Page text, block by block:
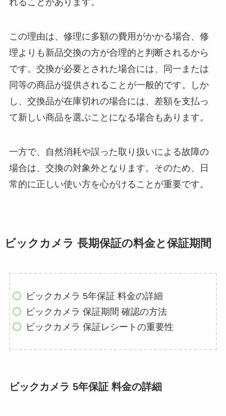
れることがあります。
この理由は、修理に多額の費用がかかる場合、修
理よりも新品交換の方が合理的と判断されるから
です。交換が必要とされた場合には、同一または
同等の商品が提供されることが一般的です。しか
し、交換品が在庫切れの場合には、差額を支払っ
て新しい商品を選ぶことになる場合もあります。
一方で、自然消耗や誤った取り扱いによる故障の
場合は、交換の対象外となります。そのため、日
常的に正しい使い方を心がけることが重要です。
ビックカメラ 長期保証の料金と保証期間
ビックカメラ 5年保証 料金の詳細
ビックカメラ 保証期間 確認の方法
ビックカメラ 保証レシートの重要性
ビックカメラ 5年保証 料金の詳細